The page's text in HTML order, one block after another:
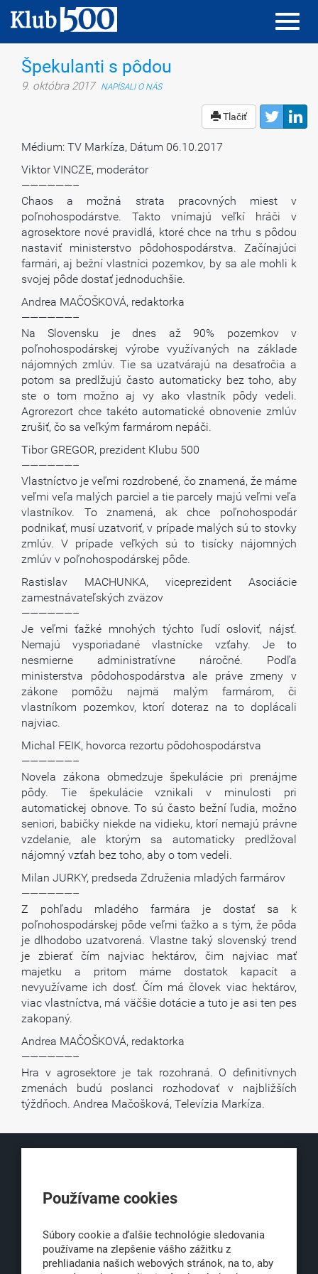
Špekulanti s pôdou
9. októbra 2017 NAPÍSALI O NÁS
Tlačiť
Médium: TV Markíza, Dátum 06.10.2017
Viktor VINCZE, moderátor
——————–
Chaos a možná strata pracovných miest v
poľnohospodárstve. Takto vnímajú veľkí hráči v
agrosektore nové pravidlá, ktoré chce na trhu s pôdou
nastaviť ministerstvo pôdohospodárstva. Začínajúci
farmári, aj bežní vlastníci pozemkov, by sa ale mohli k
svojej pôde dostať jednoduchšie.
Andrea MAČOŠKOVÁ, redaktorka
——————–
Na Slovensku je dnes až 90% pozemkov v
poľnohospodárskej výrobe využívaných na základe
nájomných zmlúv. Tie sa uzatvárajú na desaťročia a
potom sa predlžujú často automaticky bez toho, aby
ste o tom možno aj vy ako vlastník pôdy vedeli.
Agrorezort chce takéto automatické obnovenie zmlúv
zrušiť, čo sa veľkým farmárom nepáči.
Tibor GREGOR, prezident Klubu 500
——————–
Vlastníctvo je veľmi rozdrobené, čo znamená, že máme
veľmi veľa malých parciel a tie parcely majú veľmi veľa
vlastníkov. To znamená, ak chce poľnohospodár
podnikať, musí uzatvoriť, v prípade malých sú to stovky
zmlúv. V prípade veľkých sú to tisícky nájomných
zmlúv v poľnohospodárskej pôde.
Rastislav MACHUNKA, viceprezident Asociácie
zamestnávateľských zväzov
——————–
Je veľmi ťažké mnohých týchto ľudí osloviť, nájsť.
Nemajú vysporiadané vlastnícke vzťahy. Je to
nesmierne administratívne náročné. Podľa
ministerstva pôdohospodárstva ale práve zmeny v
zákone pomôžu najmä malým farmárom, či
vlastníkom pozemkov, ktorí doteraz na to doplácali
najviac.
Michal FEIK, hovorca rezortu pôdohospodárstva
——————–
Novela zákona obmedzuje špekulácie pri prenájme
pôdy. Tie špekulácie vznikali v minulosti pri
automatickej obnove. To sú často bežní ľudia, možno
seniori, babičky niekde na vidieku, ktorí nemajú právne
vzdelanie, ale ktorým sa automaticky predlžoval
nájomný vzťah bez toho, aby o tom vedeli.
Milan JURKY, predseda Združenia mladých farmárov
——————–
Z pohľadu mladého farmára je dostať sa k
poľnohospodárskej pôde veľmi ťažko a s tým, že pôda
je dlhodobo uzatvorená. Vlastne taký slovenský trend
je zbierať čím najviac hektárov, čim najviac mať
majetku a pritom máme dostatok kapacít a
nevyužívame ich dosť. Čím má človek viac hektárov,
viac vlastníctva, má väčšie dotácie a tuto je asi ten pes
zakopaný.
Andrea MAČOŠKOVÁ, redaktorka
——————–
Hra v agrosektore je tak rozohraná. O definitívnych
zmenách budú poslanci rozhodovať v najbližších
týždňoch. Andrea Mačošková, Televízia Markíza.
Obchodná 6
Používame cookies
Súbory cookie a ďalšie technológie sledovania
používame na zlepšenie vášho zážitku z
prehliadania našich webových stránok, na to, aby